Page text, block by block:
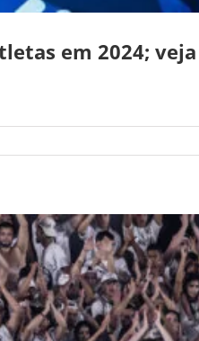
em 2024;